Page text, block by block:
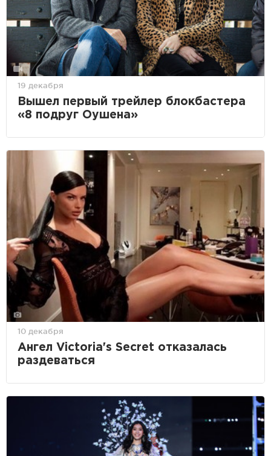
19 декабря
Вышел первый трейлер блокбастера
«8 подруг Оушена»
10 декабря
Ангел Victoria's Secret отказалась
раздеваться